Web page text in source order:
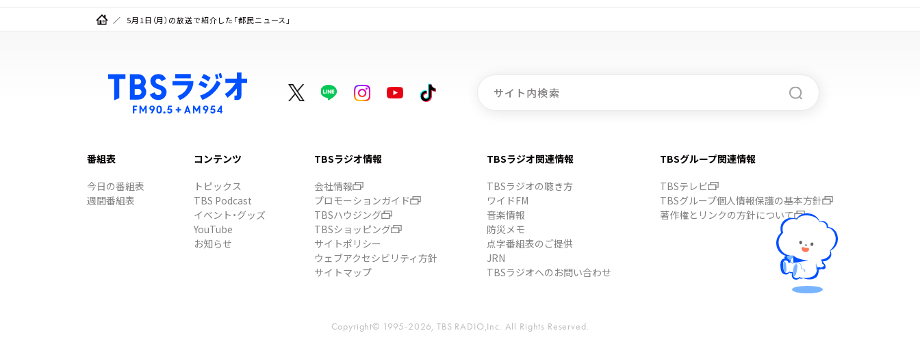
5月1日（月）の放送で紹介した「都民ニュース」
番組表
今日の番組表
週間番組表
コンテンツ
トピックス
TBS Podcast
イベント・グッズ
YouTube
お知らせ
TBSラジオ情報
会社情報
プロモーションガイド
TBSハウジング
TBSショッピング
サイトポリシー
ウェブアクセシビリティ方針
サイトマップ
TBSラジオ関連情報
TBSラジオの聴き方
ワイドFM
音楽情報
防災メモ
点字番組表のご提供
JRN
TBSラジオへのお問い合わせ
TBSグループ関連情報
TBSテレビ
TBSグループ個人情報保護の基本方針
著作権とリンクの方針について
Copyright© 1995-2026, TBS RADIO,Inc. All Rights Reserved.